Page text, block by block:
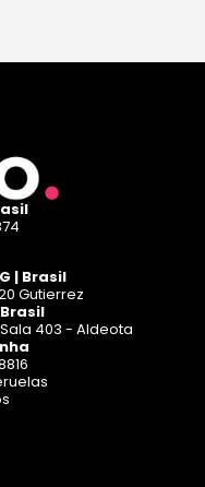
| Brasil
Gutierrez
403 - Aldeota